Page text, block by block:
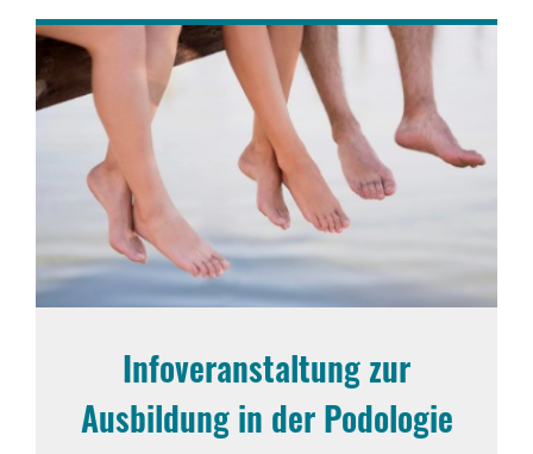
Infoveranstaltung zur
Ausbildung in der Podologie